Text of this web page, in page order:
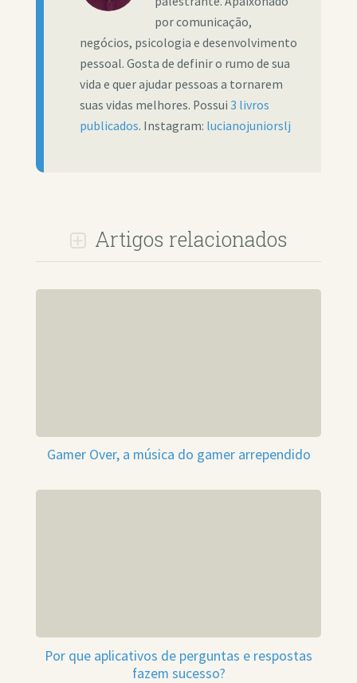
por comunicação,
negócios, psicologia e desenvolvimento
pessoal. Gosta de definir o rumo de sua
vida e quer ajudar pessoas a tornarem
suas vidas melhores. Possui 3 livros
publicados. Instagram: lucianojuniorslj
Artigos relacionados
Gamer Over, a música do gamer arrependido
Por que aplicativos de perguntas e respostas
fazem sucesso?